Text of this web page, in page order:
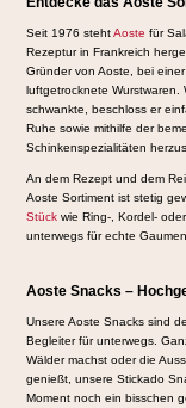
Seit 1976 stehtAoste für
Rezeptur in Frankreich
Gründer von Aoste, bei
luftgetrocknete Wurstwaren.
schwankte, beschloss er
Ruhe sowie mithilfe der
Schinkenspezialitäten
An dem Rezept und dem
Aoste Sortiment ist stetig
Stück wie Ring-, Kordel-
unterwegs für echte
Aoste Snacks –
Unsere Aoste Snacks sind
Begleiter für unterwegs.
Wälder machst oder die
genießt, unsere Stickado
Moment noch ein bisschen